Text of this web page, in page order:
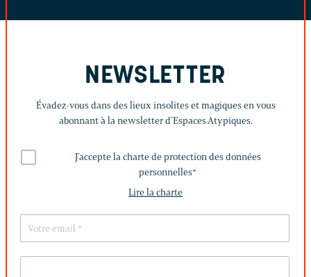
NEWSLETTER
Évadez-vous dans des lieux insolites et magiques en vous
abonnant à la newsletter d’Espaces Atypiques.
J'accepte la charte de protection des données
personnelles*
Lire la charte